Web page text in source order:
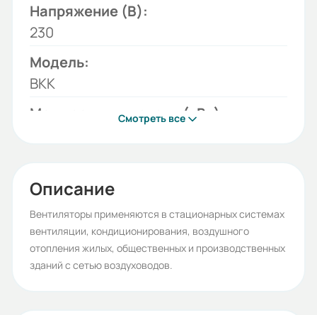
Напряжение (В):
230
Модель:
ВКК
Мощность двигателя (кВт):
ESQ
Гарантия, лет:
2
Срок службы, лет:
Смотреть все
Описание
Вентиляторы применяются в стационарных системах
вентиляции, кондиционирования, воздушного
отопления жилых, общественных и производственных
зданий с сетью воздуховодов.